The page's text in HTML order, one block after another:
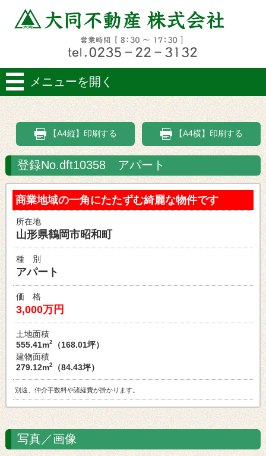
メニューを開く
【A4横】印刷する
【A4縦】印刷する
登録No.dft10358 アパート
商業地域の一角にたたずむ綺麗な物件です
所在地
山形県鶴岡市昭和町
種 別
アパート
価 格
3,000万円
土地面積
555.41m2（168.01坪）
建物面積
279.12m2（84.43坪）
別途、仲介手数料や諸経費が掛かります。
写真／画像